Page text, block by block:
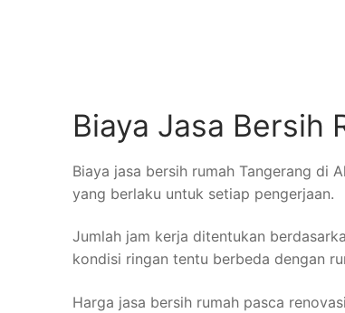
Biaya Jasa Bersih
Biaya jasa bersih rumah Tangerang di
yang berlaku untuk setiap pengerjaan.
Jumlah jam kerja ditentukan
kondisi ringan tentu berbeda dengan
Harga jasa bersih rumah pasca